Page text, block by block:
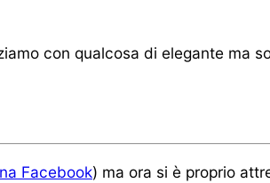
con qualcosa di elegante ma
Facebook) ma ora si è proprio